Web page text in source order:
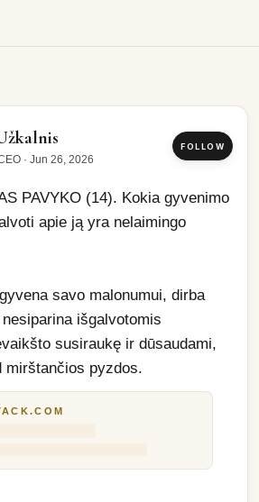
(14).
· Jun 26, 2026
FOLLOW
PAVYKO (14). Kokia gyvenimo
apie ją yra nelaimingo
savo malonumui, dirba
išgalvotomis
susiraukę ir dūsaudami,
mirštančios pyzdos.